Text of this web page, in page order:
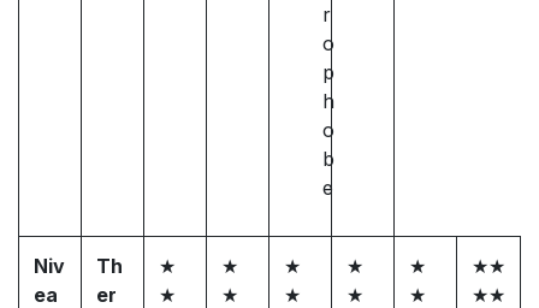
r
o
p
h
o
b
e
Niv
ea
Th
er
★
★
★
★
★
★
★
★
★
★
★★
★★